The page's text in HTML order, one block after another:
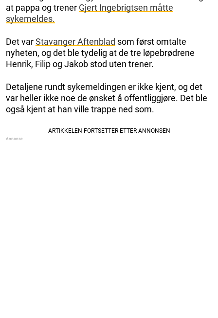
at pappa og trener Gjert Ingebrigtsen måtte
sykemeldes.
Det varStavanger Aftenblad som først omtalte
nyheten, og det ble tydelig at de tre løpebrødrene
Henrik, Filip og Jakob stod uten trener.
Detaljene rundt sykemeldingen er ikke kjent, og det
var heller ikke noe de ønsket å offentliggjøre. Det ble
også kjent at han ville trappe ned som.